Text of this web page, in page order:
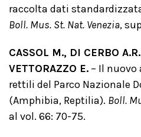
raccolta dati
Boll. Mus. St. Nat. Venezia,
CASSOL M., DI CERBO
VETTORAZZO E. – Il
rettili del Parco Nazionale
(Amphibia, Reptilia). Boll.
al vol. 66: 70-75.